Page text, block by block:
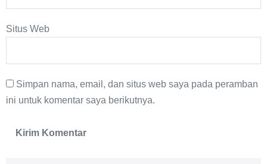
Situs Web
Simpan nama, email, dan situs web saya pada peramban
ini untuk komentar saya berikutnya.